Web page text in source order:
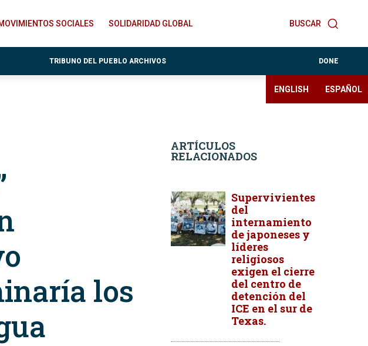
BUSCAR
SOCIALES SOLIDARIDAD GLOBAL
TRIBUNO DEL PUEBLO ARCHIVOS DONE
ENGLISH ESPAÑOL
los
ARTÍCULOS
RELACIONADOS
Supervivientes
del
internamiento
de japoneses y
líderes
religiosos
exigen el cierre
del centro de
detención del
ICE en el sur de
Texas.